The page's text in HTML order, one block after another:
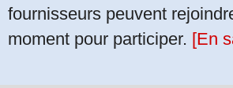
fournisseurs peuvent
moment pour participer. [En